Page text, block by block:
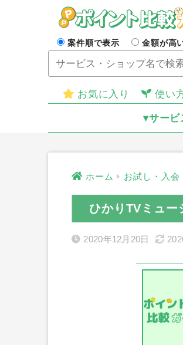
案件順で表示 金額が高
お気に入り 使い
▾サービ
ホーム お試し・入会
ひかりTVミュー
2020年12月20日